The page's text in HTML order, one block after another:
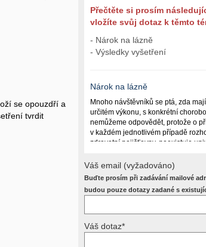
se opouzdří a
tvrdit
Přečtěte si prosím
vložíte svůj dotaz k těmto
- Nárok na lázně
- Výsledky vyšetření
Nárok na lázně
Mnoho návštěvníků se ptá, zda mají
určitém výkonu, s konkrétní
nemůžeme odpovědět, protože o
v každém jednotlivém případě
zdravotní pojišťovny, neexistuje
(kuřáctví, inkontinence), funkčním
dalších zdravotních okolnostech.
Požádejte svého ošetřujícího
Váš email (vyžadováno)
Buďte prosím při zadávání mailové
budou pouze dotazy zadané s
Váš dotaz*